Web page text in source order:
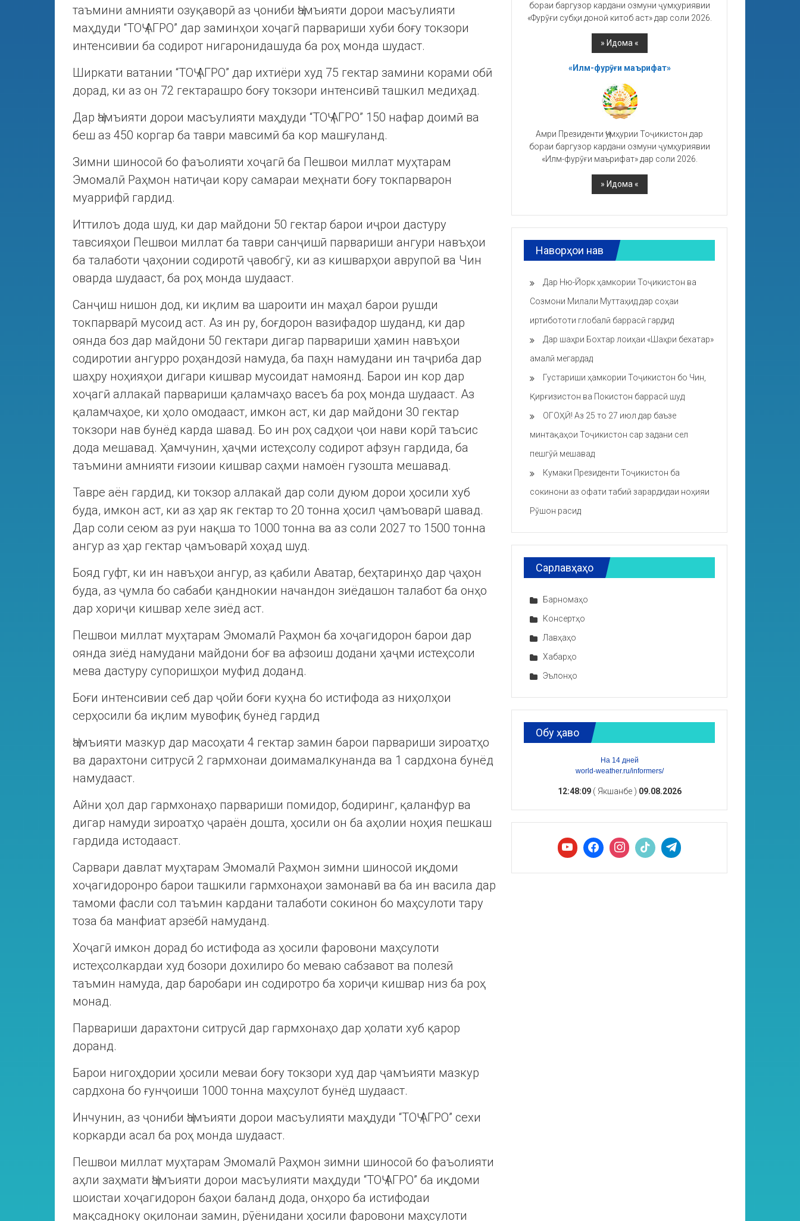
таъмини амнияти озуқаворӣ аз ҷониби Ҷамъияти дорои масъулияти
маҳдуди “ТОҶ АГРО” дар заминҳои хоҷагӣ парвариши хуби боғу токзори
интенсивии ба содирот нигаронидашуда ба роҳ монда шудаст.
Ширкати ватании “ТОҶ АГРО” дар ихтиёри худ 75 гектар замини корами обӣ
дорад, ки аз он 72 гектарашро боғу токзори интенсивӣ ташкил медиҳад.
Дар Ҷамъияти дорои масъулияти маҳдуди “ТОҶ АГРО” 150 нафар доимӣ ва
беш аз 450 коргар ба таври мавсимӣ ба кор машғуланд.
Зимни шиносоӣ бо фаъолияти хоҷагӣ ба Пешвои миллат муҳтарам
Эмомалӣ Раҳмон натиҷаи кору самараи меҳнати боғу токпарварон
муаррифӣ гардид.
Иттилоъ дода шуд, ки дар майдони 50 гектар барои иҷрои дастуру
тавсияҳои Пешвои миллат ба таври санҷишӣ парвариши ангури навъҳои
ба талаботи ҷаҳонии содиротӣ ҷавобгӯ, ки аз кишварҳои аврупоӣ ва Чин
оварда шудааст, ба роҳ монда шудааст.
Санҷиш нишон дод, ки иқлим ва шароити ин маҳал барои рушди
токпарварӣ мусоид аст. Аз ин ру, боғдорон вазифадор шуданд, ки дар
оянда боз дар майдони 50 гектари дигар парвариши ҳамин навъҳои
содиротии ангурро роҳандозӣ намуда, ба паҳн намудани ин таҷриба дар
шаҳру ноҳияҳои дигари кишвар мусоидат намоянд. Барои ин кор дар
хоҷагӣ аллакай парвариши қаламчаҳо васеъ ба роҳ монда шудааст. Аз
қаламчаҳое, ки ҳоло омодааст, имкон аст, ки дар майдони 30 гектар
токзори нав бунёд карда шавад. Бо ин роҳ садҳои ҷои нави корӣ таъсис
дода мешавад. Ҳамчунин, ҳаҷми истеҳсолу содирот афзун гардида, ба
таъмини амнияти ғизоии кишвар саҳми намоён гузошта мешавад.
Тавре аён гардид, ки токзор аллакай дар соли дуюм дорои ҳосили хуб
буда, имкон аст, ки аз ҳар як гектар то 20 тонна ҳосил ҷамъоварӣ шавад.
Дар соли сеюм аз руи нақша то 1000 тонна ва аз соли 2027 то 1500 тонна
ангур аз ҳар гектар ҷамъоварӣ хоҳад шуд.
Бояд гуфт, ки ин навъҳои ангур, аз қабили Аватар, беҳтаринҳо дар ҷаҳон
буда, аз ҷумла бо сабаби қанднокии начандон зиёдашон талабот ба онҳо
дар хориҷи кишвар хеле зиёд аст.
Пешвои миллат муҳтарам Эмомалӣ Раҳмон ба хоҷагидорон барои дар
оянда зиёд намудани майдони боғ ва афзоиш додани ҳаҷми истеҳсоли
мева дастуру супоришҳои муфид доданд.
Боғи интенсивии себ дар ҷойи боғи куҳна бо истифода аз ниҳолҳои
серҳосили ба иқлим мувофиқ бунёд гардид
Ҷамъияти мазкур дар масоҳати 4 гектар замин барои парвариши зироатҳо
ва дарахтони ситрусӣ 2 гармхонаи доимамалкунанда ва 1 сардхона бунёд
намудааст.
Айни ҳол дар гармхонаҳо парвариши помидор, бодиринг, қаланфур ва
дигар намуди зироатҳо ҷараён дошта, ҳосили он ба аҳолии ноҳия пешкаш
гардида истодааст.
Сарвари давлат муҳтарам Эмомалӣ Раҳмон зимни шиносоӣ иқдоми
хоҷагидоронро барои ташкили гармхонаҳои замонавӣ ва ба ин васила дар
тамоми фасли сол таъмин кардани талаботи сокинон бо маҳсулоти тару
тоза ба манфиат арзёбӣ намуданд.
Хоҷагӣ имкон дорад бо истифода аз ҳосили фаровони маҳсулоти
истеҳсолкардаи худ бозори дохилиро бо меваю сабзавот ва полезӣ
таъмин намуда, дар баробари ин содиротро ба хориҷи кишвар низ ба роҳ
монад.
Парвариши дарахтони ситрусӣ дар гармхонаҳо дар ҳолати хуб қарор
доранд.
Барои нигоҳдории ҳосили меваи боғу токзори худ дар ҷамъияти мазкур
сардхона бо ғунҷоиши 1000 тонна маҳсулот бунёд шудааст.
Инчунин, аз ҷониби Ҷамъияти дорои масъулияти маҳдуди “ТОҶ АГРО” сехи
коркарди асал ба роҳ монда шудааст.
Пешвои миллат муҳтарам Эмомалӣ Раҳмон зимни шиносоӣ бо фаъолияти
аҳли заҳмати Ҷамъияти дорои масъулияти маҳдуди “ТОҶ АГРО” ба иқдоми
шоистаи хоҷагидорон баҳои баланд дода, онҳоро ба истифодаи
мақсадноку оқилонаи замин, рӯёнидани ҳосили фаровони маҳсулоти
бораи баргузор кардани озмуни ҷумҳуриявии
«Фурӯғи субҳи доноӣ китоб аст» дар соли 2026.
«Илм-фурӯғи маърифат»
Амри Президенти Ҷумҳурии Тоҷикистон дар
бораи баргузор кардани озмуни ҷумҳуриявии
«Илм-фурӯғи маърифат» дар соли 2026.
Наворҳои нав
Дар Ню-Йорк ҳамкории Тоҷикистон ва
Созмони Милали Муттаҳид дар соҳаи
иртибототи глобалӣ баррасӣ гардид
Дар шаҳри Бохтар лоиҳаи «Шаҳри бехатар»
амалӣ мегардад
Густариши ҳамкории Тоҷикистон бо Чин,
Қирғизистон ва Покистон баррасӣ шуд
ОГОҲӢ! Аз 25 то 27 июл дар баъзе
минтақаҳои Тоҷикистон сар задани сел
пешгӯӣ мешавад
Кумаки Президенти Тоҷикистон ба
сокинони аз офати табиӣ зарардидаи ноҳияи
Рӯшон расид
Сарлавҳаҳо
Барномаҳо
Консертҳо
Лавҳаҳо
Хабарҳо
Эълонҳо
Обу ҳаво
На 14 дней
world-weather.ru/informers/
12:48:10( Якшанбе ) 09.08.2026